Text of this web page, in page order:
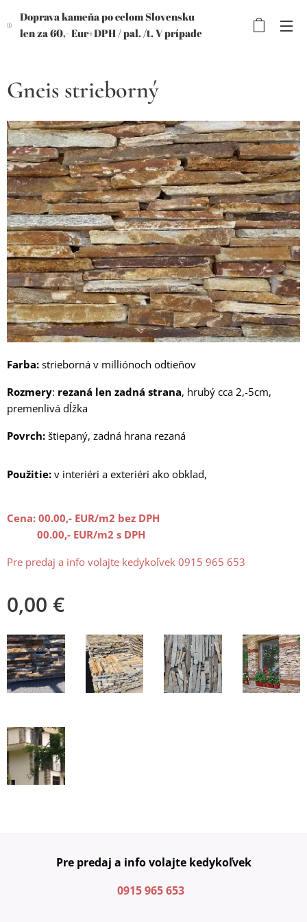
Doprava kameňa po celom Slovensku
len za 60,- Eur+DPH /pal. /t. V prípade
Gneis strieborný
Farba: strieborná v milliónoch odtieňov
Rozmery: rezaná len zadná strana, hrubý cca 2,-5cm,
premenlivá dĺžka
Povrch: štiepaný, zadná hrana rezaná
Použitie: v interiéri a exteriéri ako obklad,
Cena: 00.00,- EUR/m2 bez DPH
00.00,- EUR/m2 s DPH
Pre predaj a info volajte kedykoľvek 0915 965 653
0,00 €
Pre predaj a info volajte kedykoľvek
0915 965 653